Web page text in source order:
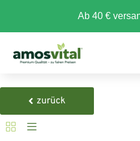
Ab 40 €
zurück